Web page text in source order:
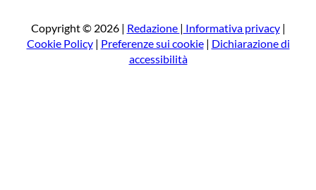
a
Copyright © 2026 | Redazione | Informativa privacy|
Cookie Policy| Preferenze sui cookie| Dichiarazione di
accessibilità